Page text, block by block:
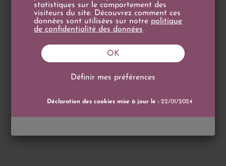
Nombre de personnes6/12 personnes
Poids73 kg
Hauteur
statistiques sur le comportement des
visiteurs du site. Découvrez comment ces
données sont utilisées sur notre politique
de confidentialité des données
Définir mes préférences
OK
Déclaration des cookies mise à jour le :22/01/2024